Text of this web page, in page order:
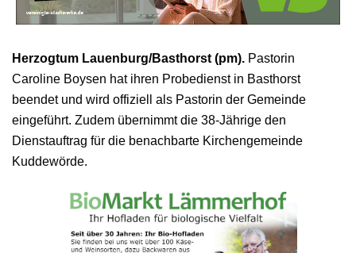
Herzogtum Lauenburg/Basthorst (pm). Pastorin
Caroline Boysen hat ihren Probedienst in Basthorst
beendet und wird offiziell als Pastorin der Gemeinde
eingeführt. Zudem übernimmt die 38-Jährige den
Dienstauftrag für die benachbarte Kirchengemeinde
Kuddewörde.